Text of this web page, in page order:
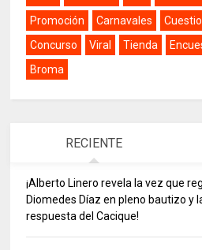
Promoción
Carnavales
Concurso
Viral Tienda
Broma
RECIENTE
¡Alberto Linero revela la vez que
Diomedes Díaz en pleno bautizo y
respuesta del Cacique!